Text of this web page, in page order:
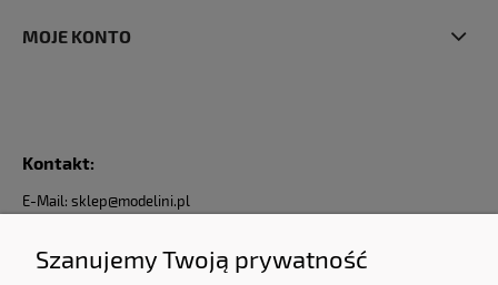
MOJE KONTO
Kontakt:
E-Mail: sklep@modelini.pl
Szanujemy Twoją prywatność